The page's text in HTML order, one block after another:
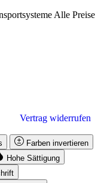
Alle Preise
Vertrag widerrufen
Farben invertieren
Hohe Sättigung